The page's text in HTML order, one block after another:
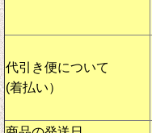
代引き便について
(着払い）